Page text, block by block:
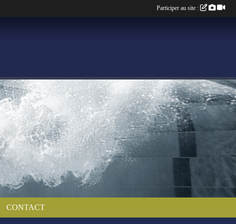
CONTACT
Participer au site :